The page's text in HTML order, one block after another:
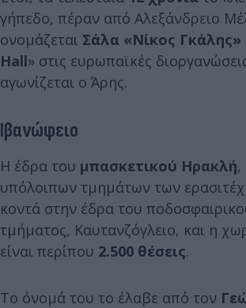
γήπεδο, πέραν από Αλεξάνδρειο
ονομάζεται Σάλα «Νίκος Γκάλης»
Hall» στις ευρωπαϊκές
αγωνίζεται ο Άρης.
Ιβανώφειο
Η έδρα του μπασκετικού Ηρακλή,
υπόλοιπων τμημάτων των
κοντά στην έδρα του
τμήματος, Καυτανζόγλειο, και η
είναι περίπου 2.500 θέσεις.
Το όνομά του το έλαβε από τον